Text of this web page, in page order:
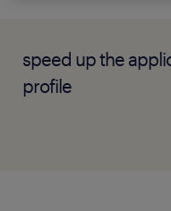
speed up the
profile